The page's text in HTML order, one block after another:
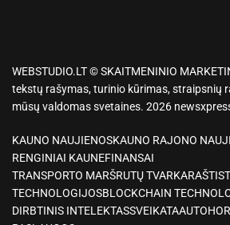
WEBSTUDIO.LT © SKAITMENINIO
tekstų rašymas, turinio kūrimas, straipsnių
mūsų valdomas svetaines. 2026
KAUNO NAUJIENOSKAUNO RAJONO
RENGINIAI KAUNEFINANSAI
TRANSPORTO MARŠRUTŲ TVARKARAŠTIS
TECHNOLOGIJOSBLOCKCHAIN
DIRBTINIS INTELEKTASSVEIKATAAUTO